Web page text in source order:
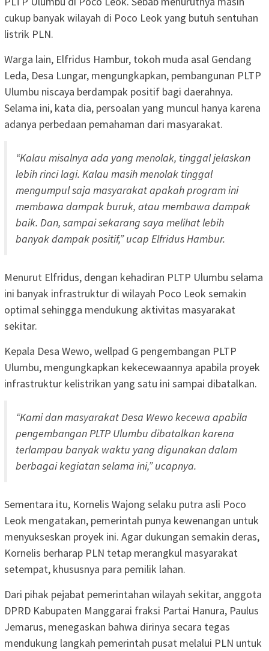
cukup banyak wilayah di Poco Leok yang butuh sentuhan
listrik PLN.
Warga lain, Elfridus Hambur, tokoh muda asal Gendang
Leda, Desa Lungar, mengungkapkan, pembangunan PLTP
Ulumbu niscaya berdampak positif bagi daerahnya.
Selama ini, kata dia, persoalan yang muncul hanya karena
adanya perbedaan pemahaman dari masyarakat.
“Kalau misalnya ada yang menolak, tinggal jelaskan
lebih rinci lagi. Kalau masih menolak tinggal
mengumpul saja masyarakat apakah program ini
membawa dampak buruk, atau membawa dampak
baik. Dan, sampai sekarang saya melihat lebih
banyak dampak positif,” ucap Elfridus Hambur.
Menurut Elfridus, dengan kehadiran PLTP Ulumbu selama
ini banyak infrastruktur di wilayah Poco Leok semakin
optimal sehingga mendukung aktivitas masyarakat
sekitar.
Kepala Desa Wewo, wellpad G pengembangan PLTP
Ulumbu, mengungkapkan kekecewaannya apabila proyek
infrastruktur kelistrikan yang satu ini sampai dibatalkan.
“Kami dan masyarakat Desa Wewo kecewa apabila
pengembangan PLTP Ulumbu dibatalkan karena
terlampau banyak waktu yang digunakan dalam
berbagai kegiatan selama ini,” ucapnya.
Sementara itu, Kornelis Wajong selaku putra asli Poco
Leok mengatakan, pemerintah punya kewenangan untuk
menyukseskan proyek ini. Agar dukungan semakin deras,
Kornelis berharap PLN tetap merangkul masyarakat
setempat, khususnya para pemilik lahan.
Dari pihak pejabat pemerintahan wilayah sekitar, anggota
DPRD Kabupaten Manggarai fraksi Partai Hanura, Paulus
Jemarus, menegaskan bahwa dirinya secara tegas
mendukung langkah pemerintah pusat melalui PLN untuk